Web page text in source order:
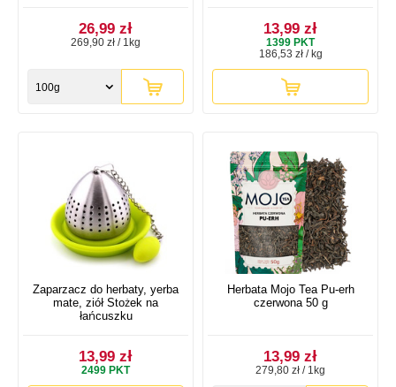
26,99 zł
269,90 zł / 1kg
100g
13,99 zł
1399 PKT
186,53 zł / kg
Zaparzacz do herbaty, yerba
mate, ziół Stożek na
łańcuszku
13,99 zł
2499 PKT
Herbata Mojo Tea Pu-erh
czerwona 50 g
13,99 zł
279,80 zł / 1kg